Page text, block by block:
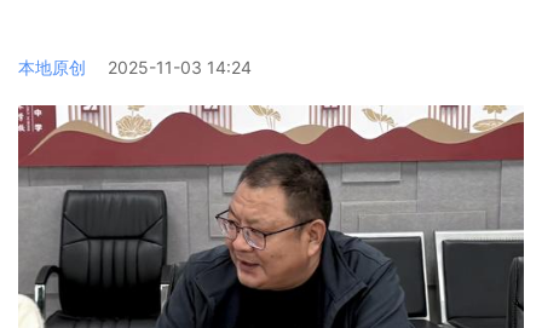
本地原创 2025-11-03 14:24